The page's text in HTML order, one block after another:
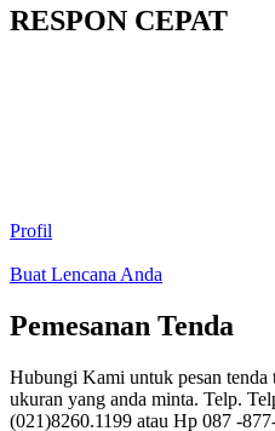
RESPON CEPAT
Profil
Buat Lencana Anda
Pemesanan Tenda
Hubungi Kami untuk pesan tenda
ukuran yang anda minta. Telp.
(021)8260.1199 atau Hp 087 -